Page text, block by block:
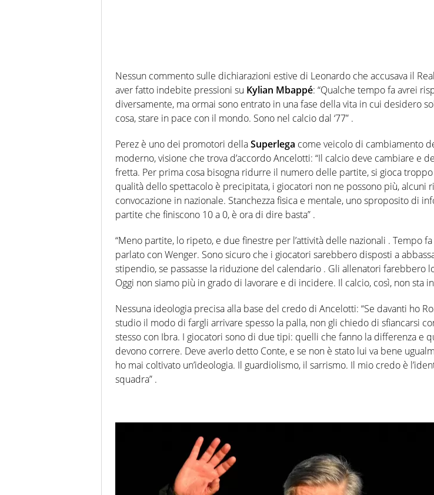
Nessun commento sulle dichiarazioni estive di Leonardo che accusava il
aver fatto indebite pressioni su Kylian Mbappé: “Qualche tempo fa avrei
diversamente, ma ormai sono entrato in una fase della vita in cui desidero
cosa, stare in pace con il mondo. Sono nel calcio dal ‘77” .
Perez è uno dei promotori dellaSuperlega come veicolo di cambiamento
moderno, visione che trova d’accordo Ancelotti: “Il calcio deve cambiare e
fretta. Per prima cosa bisogna ridurre il numero delle partite, si gioca
qualità dello spettacolo è precipitata, i giocatori non ne possono più, alcuni
convocazione in nazionale. Stanchezza fisica e mentale, uno sproposito di
partite che finiscono 10 a 0, è ora di dire basta” .
“Meno partite, lo ripeto, e due finestre per l’attività delle nazionali . Tempo
parlato con Wenger. Sono sicuro che i giocatori sarebbero disposti a
stipendio, se passasse la riduzione del calendario . Gli allenatori farebbero
Oggi non siamo più in grado di lavorare e di incidere. Il calcio, così, non sta
Nessuna ideologia precisa alla base del credo di Ancelotti: “Se davanti ho
studio il modo di fargli arrivare spesso la palla, non gli chiedo di sfiancarsi
stesso con Ibra. I giocatori sono di due tipi: quelli che fanno la differenza e
devono correre. Deve averlo detto Conte, e se non è stato lui va bene
ho mai coltivato un’ideologia. Il guardiolismo, il sarrismo. Il mio credo è
squadra” .